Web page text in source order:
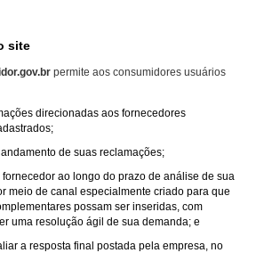
site
permite aos consumidores usuários
direcionadas aos fornecedores
de suas reclamações;
ao longo do prazo de análise de sua
meio de canal especialmente criado para que
possam ser inseridas, com
uma resolução ágil de sua demanda; e
a resposta final postada pela empresa, no